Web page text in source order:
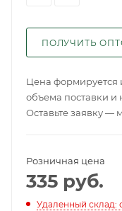
ПОЛУЧИТЬ
Цена формируется
объема поставки и
Оставьте заявку —
Розничная цена
335 руб.
Удаленный склад: